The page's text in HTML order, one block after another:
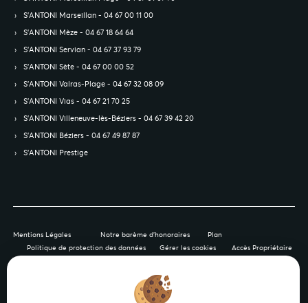
S’ANTONI Marseillan - 04 67 00 11 00
S’ANTONI Mèze - 04 67 18 64 64
S’ANTONI Servian - 04 67 37 93 79
S’ANTONI Sète - 04 67 00 00 52
S’ANTONI Valras-Plage - 04 67 32 08 09
S’ANTONI Vias - 04 67 21 70 25
S’ANTONI Villeneuve-lès-Béziers - 04 67 39 42 20
S’ANTONI Béziers - 04 67 49 87 87
S’ANTONI Prestige
Mentions Légales Notre barème d'honoraires
Plan
Politique de protection des données
Gérer les cookies Accès Propriétaire